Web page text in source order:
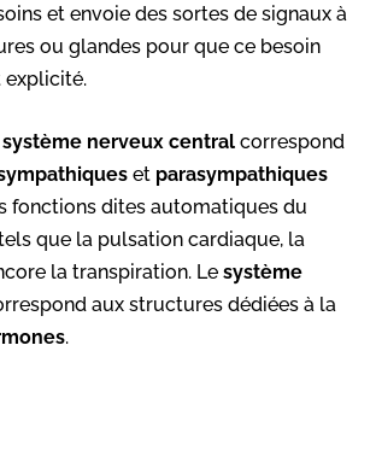
et envoie des sortes de signaux à
ou glandes pour que ce besoin
explicité.
système nerveux central correspond
et parasympathiques
fonctions dites automatiques du
que la pulsation cardiaque, la
la transpiration. Le système
aux structures dédiées à la
.